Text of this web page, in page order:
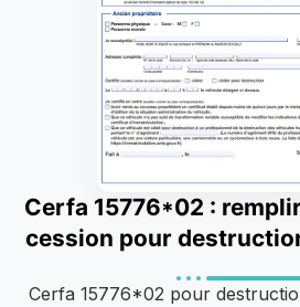
Cerfa 15776*02 :
cession pour
Cerfa 15776*02 pour